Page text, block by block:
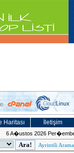
Haritası İletişim
6 A�ustos 2026
Ayrintili Arama